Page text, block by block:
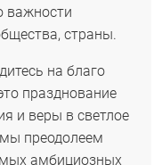
важности
страны.
на благо
празднование
и веры в светлое
преодолеем
амбициозных